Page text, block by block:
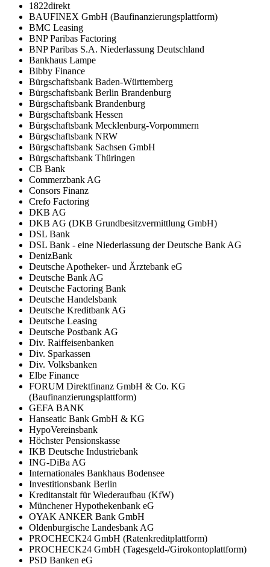
1822direkt
BAUFINEX GmbH (Baufinanzierungsplattform)
BMC Leasing
BNP Paribas Factoring
BNP Paribas S.A. Niederlassung Deutschland
Bankhaus Lampe
Bibby Finance
Bürgschaftsbank Baden-Württemberg
Bürgschaftsbank Berlin Brandenburg
Bürgschaftsbank Brandenburg
Bürgschaftsbank Hessen
Bürgschaftsbank Mecklenburg-Vorpommern
Bürgschaftsbank NRW
Bürgschaftsbank Sachsen GmbH
Bürgschaftsbank Thüringen
CB Bank
Commerzbank AG
Consors Finanz
Crefo Factoring
DKB AG
DKB AG (DKB Grundbesitzvermittlung GmbH)
DSL Bank
DSL Bank - eine Niederlassung der Deutsche Bank AG
DenizBank
Deutsche Apotheker- und Ärztebank eG
Deutsche Bank AG
Deutsche Factoring Bank
Deutsche Handelsbank
Deutsche Kreditbank AG
Deutsche Leasing
Deutsche Postbank AG
Div. Raiffeisenbanken
Div. Sparkassen
Div. Volksbanken
Elbe Finance
FORUM Direktfinanz GmbH & Co. KG
(Baufinanzierungsplattform)
GEFA BANK
Hanseatic Bank GmbH & KG
HypoVereinsbank
Höchster Pensionskasse
IKB Deutsche Industriebank
ING-DiBa AG
Internationales Bankhaus Bodensee
Investitionsbank Berlin
Kreditanstalt für Wiederaufbau (KfW)
Münchener Hypothekenbank eG
OYAK ANKER Bank GmbH
Oldenburgische Landesbank AG
PROCHECK24 GmbH (Ratenkreditplattform)
PROCHECK24 GmbH (Tagesgeld-/Girokontoplattform)
PSD Banken eG